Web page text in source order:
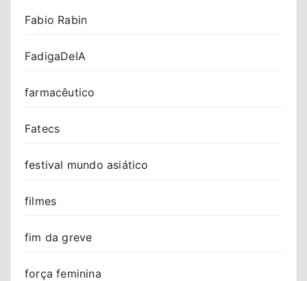
Fabio Rabin
FadigaDeIA
farmacêutico
Fatecs
festival mundo asiático
filmes
fim da greve
força feminina